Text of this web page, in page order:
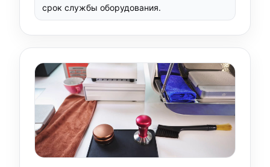
срок службы оборудования.